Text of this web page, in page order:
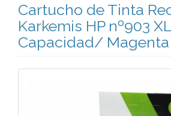
Cartucho de Tinta
Karkemis HP nº903
Capacidad/ Magenta